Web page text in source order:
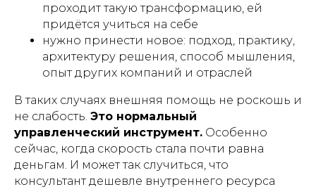
проходит такую трансформацию, ей
придётся учиться на себе
нужно принести новое: подход, практику,
архитектуру решения, способ мышления,
опыт других компаний и отраслей
В таких случаях внешняя помощь не роскошь и
не слабость. Это нормальный
управленческий инструмент. Особенно
сейчас, когда скорость стала почти равна
деньгам. И может так случиться, что
консультант дешевле внутреннего ресурса